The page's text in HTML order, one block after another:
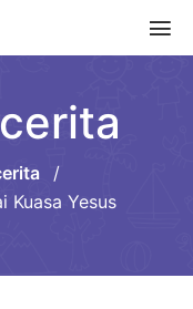
/
Kuasa Yesus